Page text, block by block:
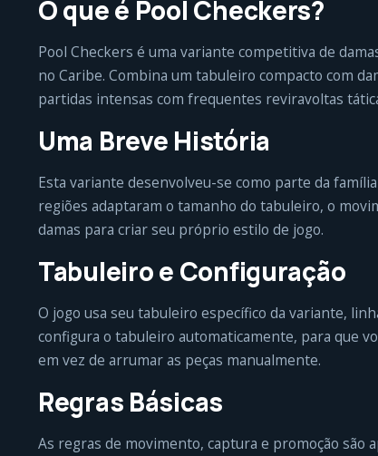
O que é Pool Checkers?
Pool Checkers é uma variante competitiva de
no Caribe. Combina um tabuleiro compacto com
partidas intensas com frequentes reviravoltas
Uma Breve História
Esta variante desenvolveu-se como parte da
regiões adaptaram o tamanho do tabuleiro, o
damas para criar seu próprio estilo de jogo.
Tabuleiro e Configuração
O jogo usa seu tabuleiro específico da variante,
configura o tabuleiro automaticamente, para que
em vez de arrumar as peças manualmente.
Regras Básicas
As regras de movimento, captura e promoção são